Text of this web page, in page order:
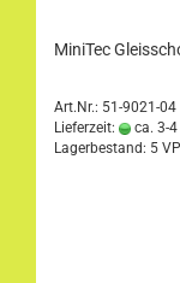
MiniTec
Art.Nr.: 51-9021-04
Lieferzeit:
ca. 3-4
Lagerbestand: 5